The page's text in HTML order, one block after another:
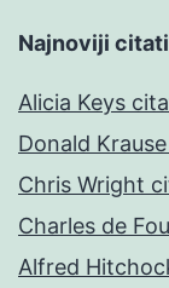
Najnoviji citati
Alicia Keys
Donald
Chris Wright
Charles de
Alfred